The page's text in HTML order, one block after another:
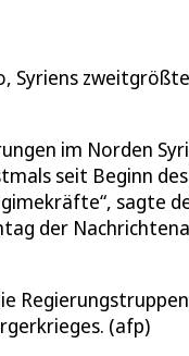
Syriens
im Norden
seit Beginn
sagte
der
(afp)